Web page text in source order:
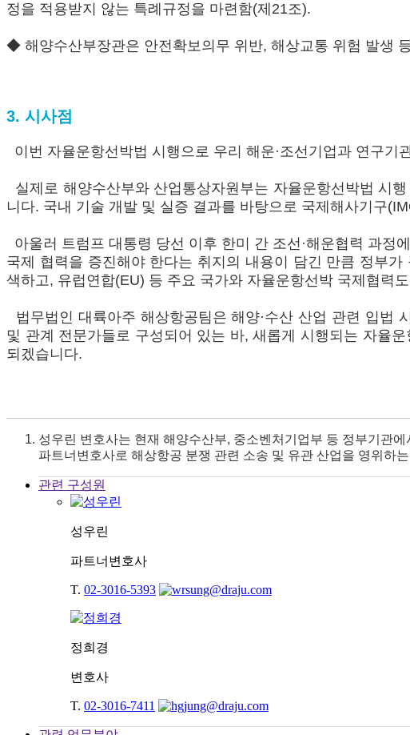
정을 적용받지 않는 특례규정을 마련함(제21조).
◆ 해양수산부장관은 안전확보의무 위반, 해상교통 위험 발생
3. 시사점
이번 자율운항선박법 시행으로 우리 해운·조선기업과 연구
실제로 해양수산부와 산업통상자원부는 자율운항선박법 시
니다. 국내 기술 개발 및 실증 결과를 바탕으로 국제해사기구
아울러 트럼프 대통령 당선 이후 한미 간 조선·해운협력 과정
국제 협력을 증진해야 한다는 취지의 내용이 담긴 만큼 정부
색하고, 유럽연합(EU) 등 주요 국가와 자율운항선박 국제협력
법무법인 대륙아주 해상항공팀은 해양·수산 산업 관련 입법
및 관계 전문가들로 구성되어 있는 바, 새롭게 시행되는 자율
되겠습니다.
성우린 변호사는 현재 해양수산부, 중소벤처기업부 등 정부기관
파트너변호사로 해상항공 분쟁 관련 소송 및 유관 산업을 영위하
관련 구성원
성우린
파트너변호사
T. 02-3016-5393
정희경
변호사
T. 02-3016-7411